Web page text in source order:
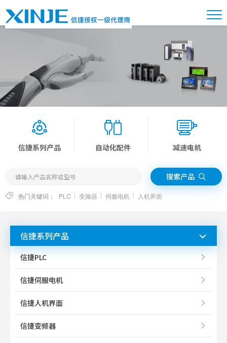
信捷系列产品 自动化配件 减速电机
搜索产品
热门关键词： PLC 变频器 伺服电机 人机界面
信捷系列产品
信捷PLC
信捷伺服电机
信捷人机界面
信捷变频器